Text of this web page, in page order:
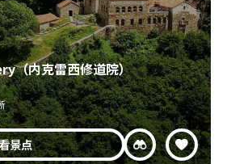
（内克雷西修道院）
景点